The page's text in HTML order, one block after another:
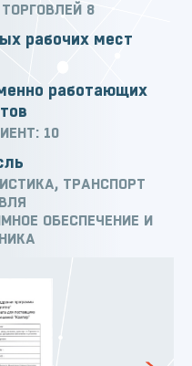
8
рабочих мест
работающих
10
ТРАНСПОРТ
ОБЕСПЕЧЕНИЕ И